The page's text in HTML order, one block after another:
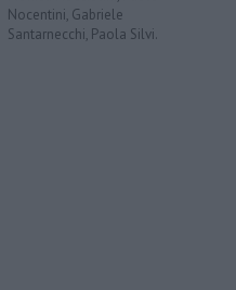
Nocentini, Gabriele
Santarnecchi, Paola Silvi.